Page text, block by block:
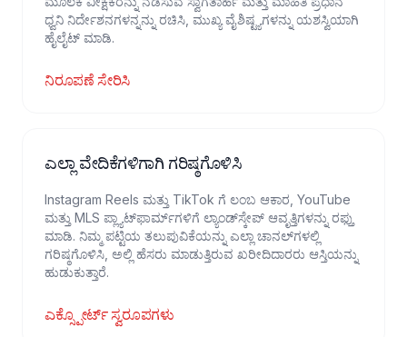
ಧ್ವನಿ ನಿರ್ದೇಶನಗಳನ್ನನ್ನು ರಚಿಸಿ, ಮುಖ್ಯ ವೈಶಿಷ್ಟ್ಯಗಳನ್ನು ಯಶಸ್ವಿಯಾಗಿ
ಹೈಲೈಟ್ ಮಾಡಿ.
ನಿರೂಪಣೆ ಸೇರಿಸಿ
ಎಲ್ಲಾ ವೇದಿಕೆಗಳಿಗಾಗಿ ಗರಿಷ್ಠಗೊಳಿಸಿ
Instagram Reels ಮತ್ತು TikTok ಗೆ ಲಂಬ ಆಕಾರ, YouTube
ಮತ್ತು MLS ಪ್ಲ್ಯಾಟ್‌ಫಾರ್ಮ್‌ಗಳಿಗೆ ಲ್ಯಾಂಡ್‌ಸ್ಕೇಪ್ ಆವೃತ್ತಿಗಳನ್ನು ರಫ್ತು
ಮಾಡಿ. ನಿಮ್ಮ ಪಟ್ಟಿಯ ತಲುಪುವಿಕೆಯನ್ನು ಎಲ್ಲಾ ಚಾನಲ್‌ಗಳಲ್ಲಿ
ಗರಿಷ್ಠಗೊಳಿಸಿ, ಅಲ್ಲಿ ಹೆಸರು ಮಾಡುತ್ತಿರುವ ಖರೀದಿದಾರರು ಆಸ್ತಿಯನ್ನು
ಹುಡುಕುತ್ತಾರೆ.
ಎಕ್ಸ್ಪೋರ್ಟ್ ಸ್ವರೂಪಗಳು